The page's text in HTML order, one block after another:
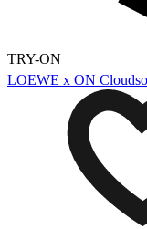
TRY-ON
LOEWE x ON